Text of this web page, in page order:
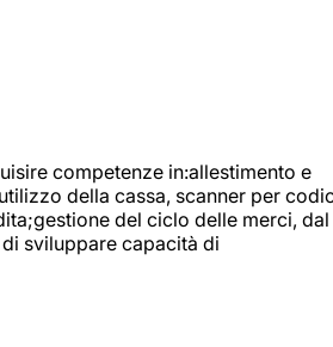
competenze in:allestimento e
della cassa, scanner per
del ciclo delle merci, dal
sviluppare capacità di